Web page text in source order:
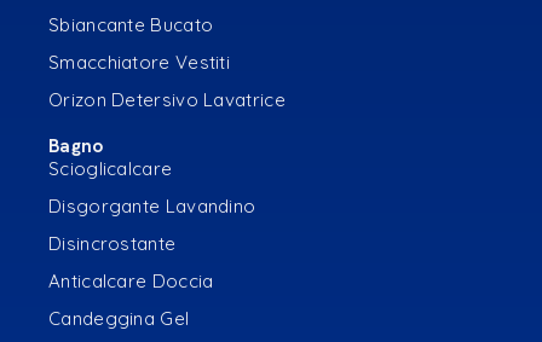
Sbiancante Bucato
Smacchiatore Vestiti
Orizon Detersivo Lavatrice
Bagno
Scioglicalcare
Disgorgante Lavandino
Disincrostante
Anticalcare Doccia
Candeggina Gel